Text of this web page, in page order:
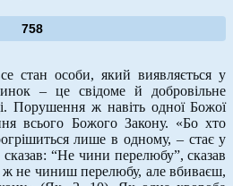
758
стан особи, який виявляється у
– це свідоме й добровільне
Порушення ж навіть одної Божої
всього Божого Закону. «Бо хто
лише в одному, – стає у
“Не чини перелюбу”, сказав
не чиниш перелюбу, але вбиваєш,